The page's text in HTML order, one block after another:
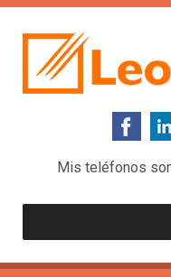
Mis teléfonos